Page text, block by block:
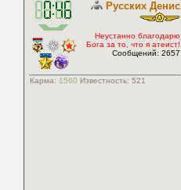
Русских Денис
Неустанно благодарю
Бога за то, что я атеист!
Сообщений: 2657
Карма: 1560 Известность: 521